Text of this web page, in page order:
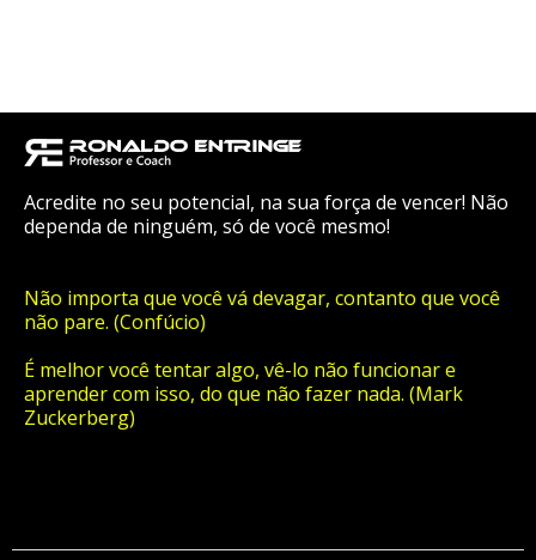
Acredite no seu potencial, na sua força de vencer! Não
dependa de ninguém, só de você mesmo!
Não importa que você vá devagar, contanto que você
não pare. (Confúcio)
É melhor você tentar algo, vê-lo não funcionar e
aprender com isso, do que não fazer nada. (Mark
Zuckerberg)